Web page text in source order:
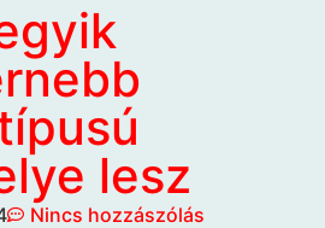
lesz
Nincs hozzászólás